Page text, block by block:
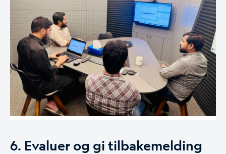
6. Evaluer og gi tilbakemelding